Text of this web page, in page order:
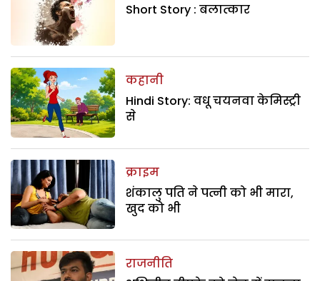
Short Story : बलात्कार
कहानी
Hindi Story: वधू चयनवा केमिस्ट्री
से
क्राइम
शंकालु पति ने पत्नी को भी मारा,
खुद को भी
राजनीति